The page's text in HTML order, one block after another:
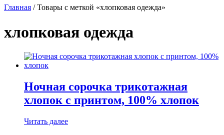
Главная / Товары с меткой «хлопковая одежда»
хлопковая одежда
Ночная сорочка трикотажная
хлопок с принтом, 100% хлопок
Читать далее